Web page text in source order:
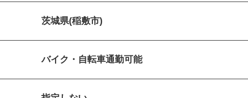
茨城県(稲敷市)
バイク・自転車通勤可能